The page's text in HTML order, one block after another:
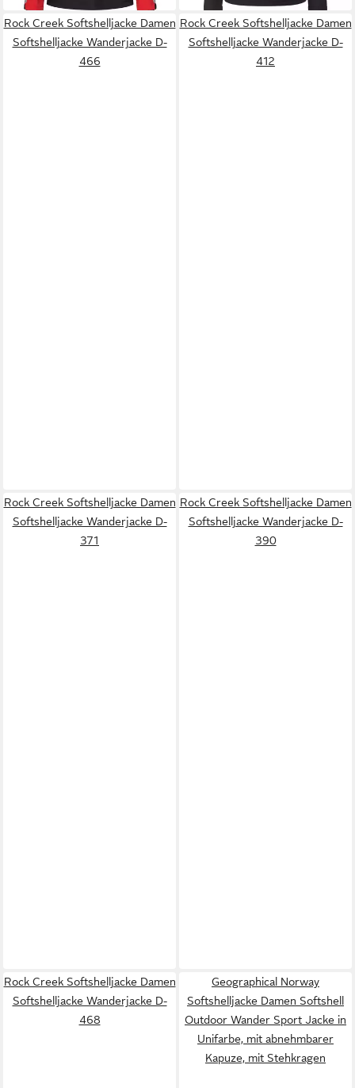
Rock Creek Softshelljacke Damen
Softshelljacke Wanderjacke D-
466
Rock Creek Softshelljacke Damen
Softshelljacke Wanderjacke D-
412
Rock Creek Softshelljacke Damen
Softshelljacke Wanderjacke D-
371
Rock Creek Softshelljacke Damen
Softshelljacke Wanderjacke D-
390
Rock Creek Softshelljacke Damen
Softshelljacke Wanderjacke D-
468
Geographical Norway
Softshelljacke Damen Softshell
Outdoor Wander Sport Jacke in
Unifarbe, mit abnehmbarer
Kapuze, mit Stehkragen